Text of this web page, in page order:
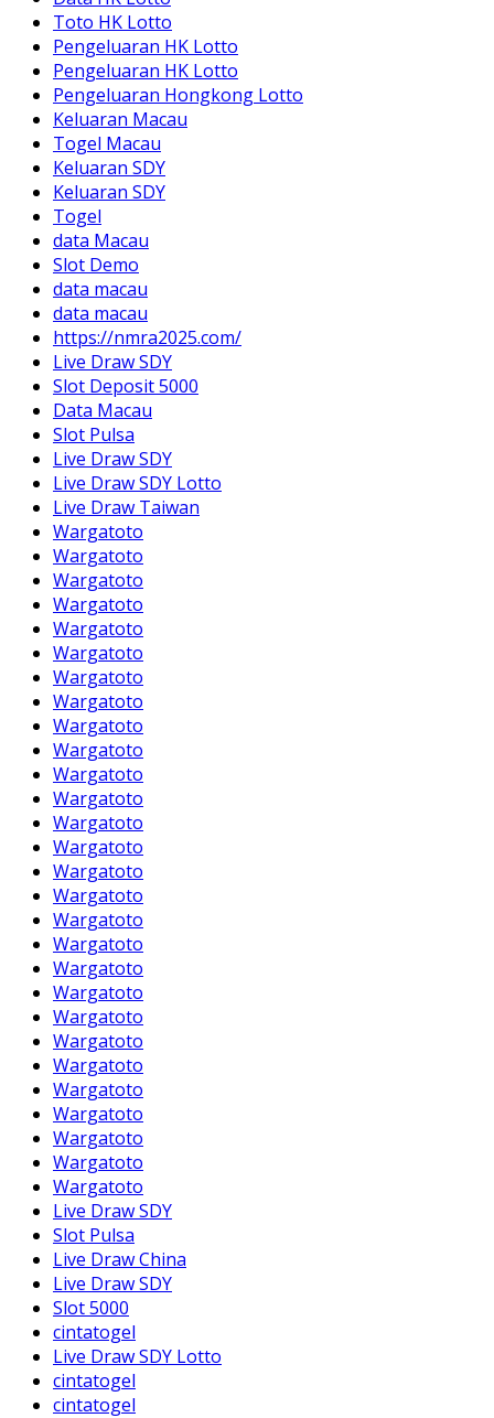
Toto HK Lotto
Pengeluaran HK Lotto
Pengeluaran HK Lotto
Pengeluaran Hongkong Lotto
Keluaran Macau
Togel Macau
Keluaran SDY
Keluaran SDY
Togel
data Macau
Slot Demo
data macau
data macau
https://nmra2025.com/
Live Draw SDY
Slot Deposit 5000
Data Macau
Slot Pulsa
Live Draw SDY
Live Draw SDY Lotto
Live Draw Taiwan
Wargatoto
Wargatoto
Wargatoto
Wargatoto
Wargatoto
Wargatoto
Wargatoto
Wargatoto
Wargatoto
Wargatoto
Wargatoto
Wargatoto
Wargatoto
Wargatoto
Wargatoto
Wargatoto
Wargatoto
Wargatoto
Wargatoto
Wargatoto
Wargatoto
Wargatoto
Wargatoto
Wargatoto
Wargatoto
Wargatoto
Wargatoto
Wargatoto
Live Draw SDY
Slot Pulsa
Live Draw China
Live Draw SDY
Slot 5000
cintatogel
Live Draw SDY Lotto
cintatogel
cintatogel